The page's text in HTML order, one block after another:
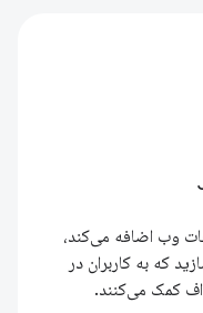
وب اضافه می‌کند،
که به کاربران در
کمک می‌کنند.